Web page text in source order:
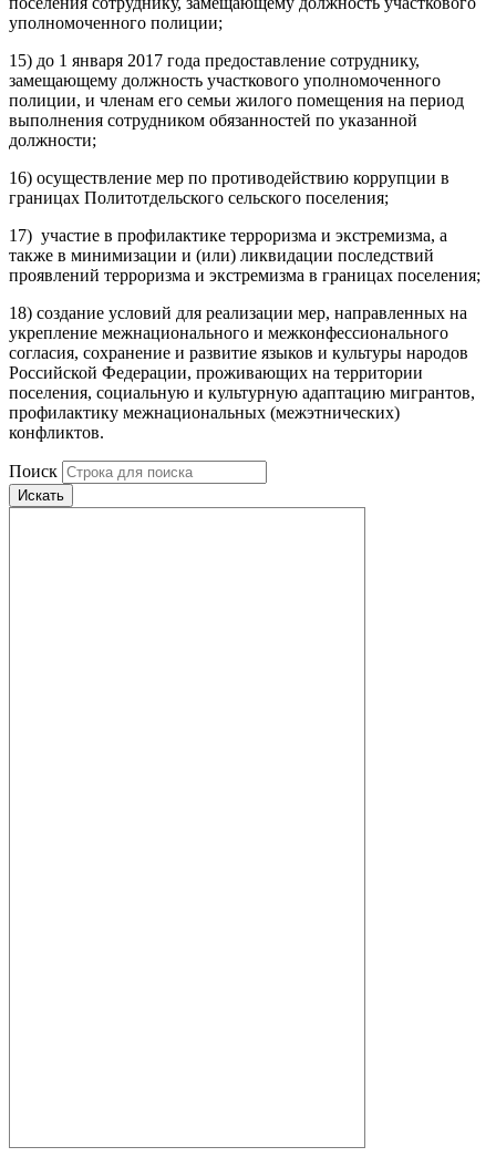
уполномоченного полиции;
15) до 1 января 2017 года предоставление сотруднику,
замещающему должность участкового уполномоченного
полиции, и членам его семьи жилого помещения на период
выполнения сотрудником обязанностей по указанной
должности;
16) осуществление мер по противодействию коррупции в
границах Политотдельского сельского поселения;
17) участие в профилактике терроризма и экстремизма, а
также в минимизации и (или) ликвидации последствий
проявлений терроризма и экстремизма в границах поселения;
18) создание условий для реализации мер, направленных на
укрепление межнационального и межконфессионального
согласия, сохранение и развитие языков и культуры народов
Российской Федерации, проживающих на территории
поселения, социальную и культурную адаптацию мигрантов,
профилактику межнациональных (межэтнических)
конфликтов.
Поиск
Искать